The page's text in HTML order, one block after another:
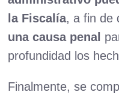
la Fiscalía, a fin de
una causa penal
profundidad los
Finalmente, se